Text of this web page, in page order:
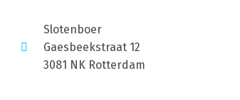
Slotenboer
Gaesbeekstraat 12
3081 NK Rotterdam